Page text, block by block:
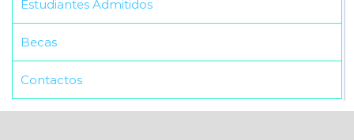
Estudiantes Admitidos
Becas
Contactos